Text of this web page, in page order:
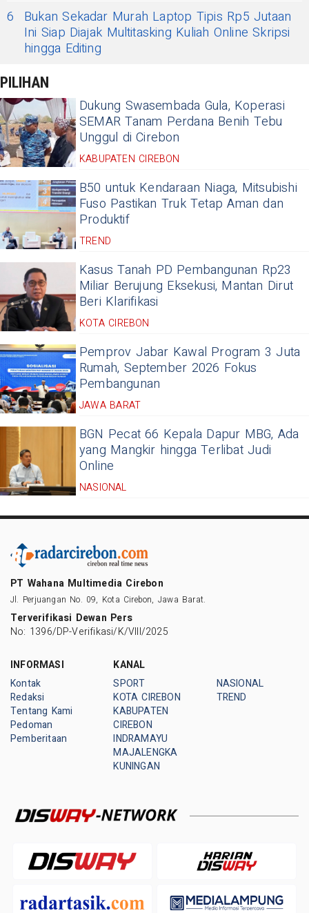
6
Bukan Sekadar Murah Laptop Tipis Rp5 Jutaan
Ini Siap Diajak Multitasking Kuliah Online Skripsi
hingga Editing
PILIHAN
Dukung Swasembada Gula, Koperasi
SEMAR Tanam Perdana Benih Tebu
Unggul di Cirebon
KABUPATEN CIREBON
B50 untuk Kendaraan Niaga, Mitsubishi
Fuso Pastikan Truk Tetap Aman dan
Produktif
TREND
Kasus Tanah PD Pembangunan Rp23
Miliar Berujung Eksekusi, Mantan Dirut
Beri Klarifikasi
KOTA CIREBON
Pemprov Jabar Kawal Program 3 Juta
Rumah, September 2026 Fokus
Pembangunan
JAWA BARAT
BGN Pecat 66 Kepala Dapur MBG, Ada
yang Mangkir hingga Terlibat Judi
Online
NASIONAL
PT Wahana Multimedia Cirebon
Jl. Perjuangan No. 09, Kota Cirebon, Jawa Barat.
Terverifikasi Dewan Pers
No: 1396/DP-Verifikasi/K/VIII/2025
INFORMASI
Kontak
Redaksi
Tentang Kami
Pedoman
Pemberitaan
KANAL
SPORT
KOTA CIREBON
KABUPATEN
CIREBON
INDRAMAYU
MAJALENGKA
KUNINGAN
NASIONAL
TREND